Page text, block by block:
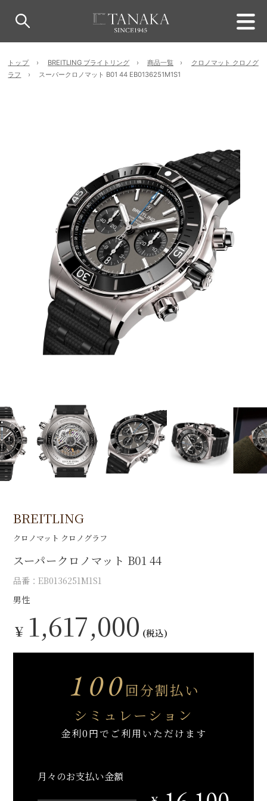
トップ BREITLING ブライトリング 商品一覧
クロノマット クロノグ
ラフ
スーパークロノマット B01 44 EB0136251M1S1
BREITLING
クロノマット クロノグラフ
スーパークロノマット B01 44
品番：EB0136251M1S1
男性
￥ 1,617,000 (税込)
100回分割払い
シミュレーション
金利0円でご利用いただけます
月々のお支払い金額